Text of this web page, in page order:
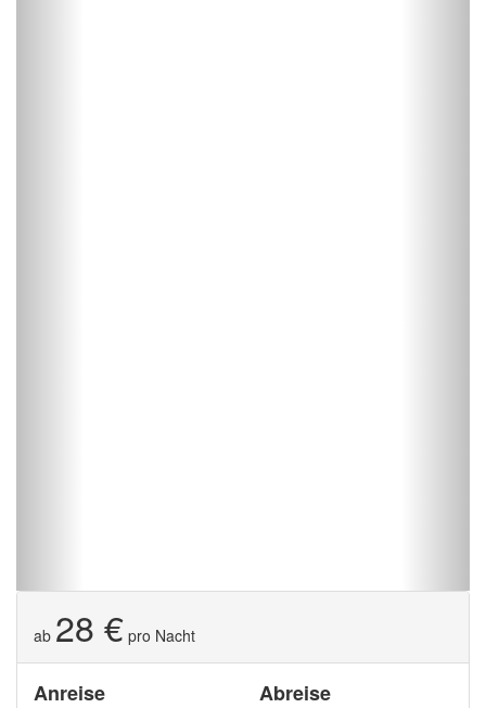
ab 28 € pro Nacht
Anreise Abreise